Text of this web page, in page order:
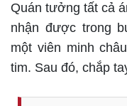
Quán tưởng tất cả
nhận được trong
một viên minh
tim. Sau đó, chắp